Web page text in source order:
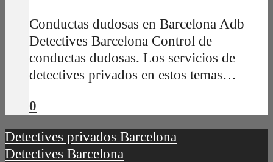
Conductas dudosas en Barcelona Adb
Detectives Barcelona Control de
conductas dudosas. Los servicios de
detectives privados en estos temas…
0
Detectives privados Barcelona
Detectives Barcelona